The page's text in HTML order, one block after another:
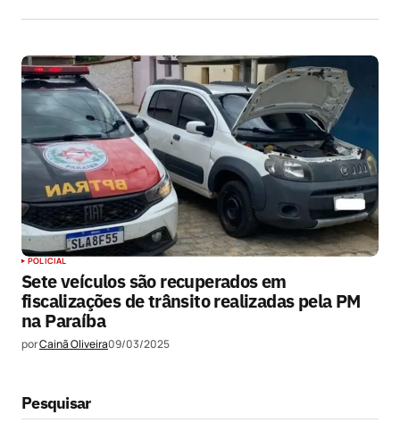
POLICIAL
Sete veículos são recuperados em
fiscalizações de trânsito realizadas pela PM
na Paraíba
porCainã Oliveira09/03/2025
Pesquisar